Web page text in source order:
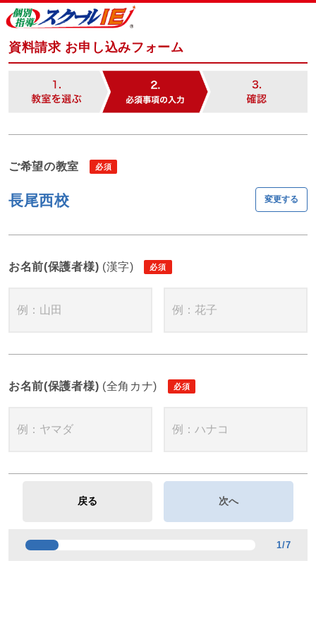
資料請求 お申し込みフォーム
ご希望の教室
長尾西校 変更する
お名前(保護者様) (漢字)
お名前(保護者様) (全角カナ)
1/7